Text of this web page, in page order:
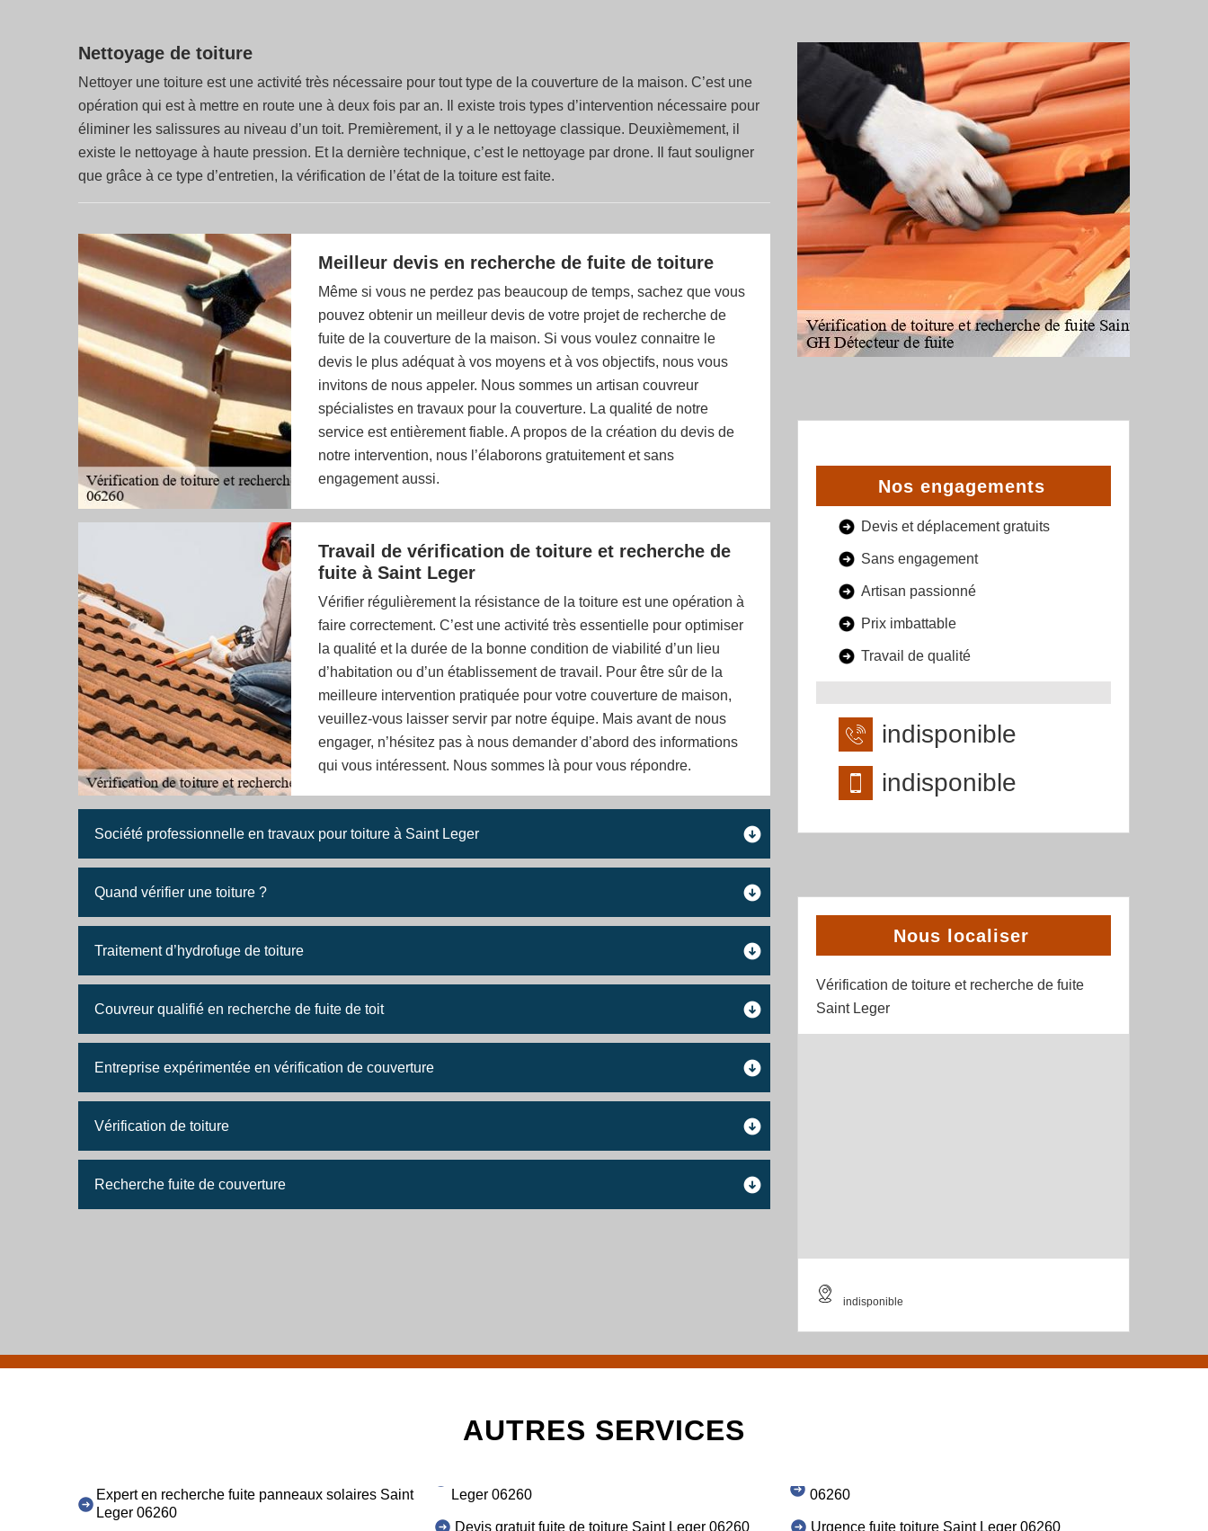
Nettoyage de toiture
Nettoyer une toiture est une activité très nécessaire pour tout type de la couverture de la maison. C’est une
opération qui est à mettre en route une à deux fois par an. Il existe trois types d’intervention nécessaire pour
éliminer les salissures au niveau d’un toit. Premièrement, il y a le nettoyage classique. Deuxièmement, il
existe le nettoyage à haute pression. Et la dernière technique, c’est le nettoyage par drone. Il faut souligner
que grâce à ce type d’entretien, la vérification de l’état de la toiture est faite.
Meilleur devis en recherche de fuite de toiture
Même si vous ne perdez pas beaucoup de temps, sachez que vous
pouvez obtenir un meilleur devis de votre projet de recherche de
fuite de la couverture de la maison. Si vous voulez connaitre le
devis le plus adéquat à vos moyens et à vos objectifs, nous vous
invitons de nous appeler. Nous sommes un artisan couvreur
spécialistes en travaux pour la couverture. La qualité de notre
service est entièrement fiable. A propos de la création du devis de
notre intervention, nous l’élaborons gratuitement et sans
engagement aussi.
Travail de vérification de toiture et recherche de
fuite à Saint Leger
Vérifier régulièrement la résistance de la toiture est une opération à
faire correctement. C’est une activité très essentielle pour optimiser
la qualité et la durée de la bonne condition de viabilité d’un lieu
d’habitation ou d’un établissement de travail. Pour être sûr de la
meilleure intervention pratiquée pour votre couverture de maison,
veuillez-vous laisser servir par notre équipe. Mais avant de nous
engager, n’hésitez pas à nous demander d’abord des informations
qui vous intéressent. Nous sommes là pour vous répondre.
Société professionnelle en travaux pour toiture à Saint Leger
Quand vérifier une toiture ?
Traitement d’hydrofuge de toiture
Couvreur qualifié en recherche de fuite de toit
Entreprise expérimentée en vérification de couverture
Vérification de toiture
Recherche fuite de couverture
Nos engagements
Devis et déplacement gratuits
Sans engagement
Artisan passionné
Prix imbattable
Travail de qualité
indisponible
indisponible
Nous localiser
Vérification de toiture et recherche de fuite
Saint Leger
indisponible
AUTRES SERVICES
Expert en recherche fuite panneaux solaires Saint
Leger 06260
Leger 06260
Devis gratuit fuite de toiture Saint Leger 06260
06260
Urgence fuite toiture Saint Leger 06260